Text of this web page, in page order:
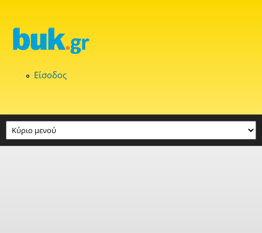
Είσοδος